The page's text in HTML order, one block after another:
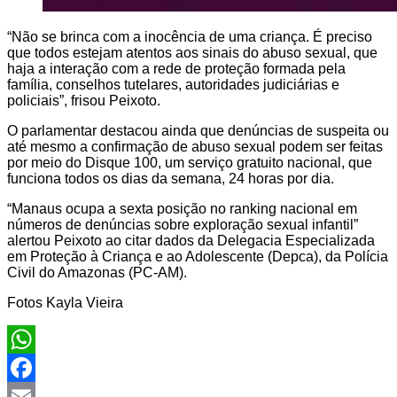
“Não se brinca com a inocência de uma criança. É preciso
que todos estejam atentos aos sinais do abuso sexual, que
haja a interação com a rede de proteção formada pela
família, conselhos tutelares, autoridades judiciárias e
policiais”, frisou Peixoto.
O parlamentar destacou ainda que denúncias de suspeita ou
até mesmo a confirmação de abuso sexual podem ser feitas
por meio do Disque 100, um serviço gratuito nacional, que
funciona todos os dias da semana, 24 horas por dia.
“Manaus ocupa a sexta posição no ranking nacional em
números de denúncias sobre exploração sexual infantil”
alertou Peixoto ao citar dados da Delegacia Especializada
em Proteção à Criança e ao Adolescente (Depca), da Polícia
Civil do Amazonas (PC-AM).
Fotos Kayla Vieira
WhatsApp